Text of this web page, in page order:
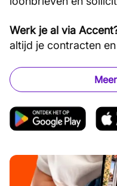
Werk je al via
altijd je contracten